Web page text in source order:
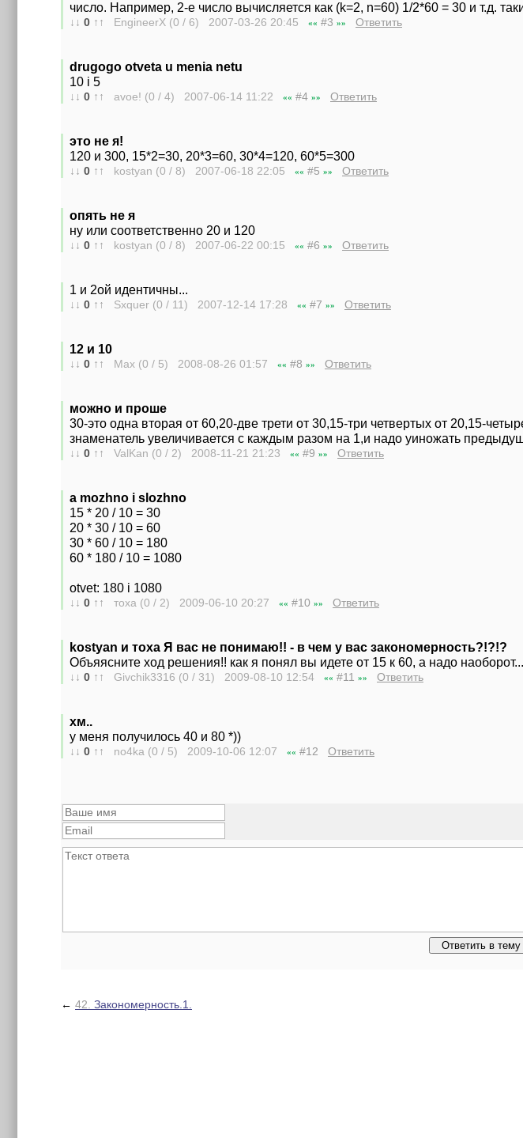
число. Например, 2-е число вычисляется как (k=2, n=60) 1/2*60 = 30 и т.д.
↓↓ 0 ↑↑ EngineerX (0 / 6) 2007-03-26 20:45 «« #3 »» Ответить
drugogo otveta u menia netu
10 i 5
↓↓ 0 ↑↑ avoe! (0 / 4) 2007-06-14 11:22 «« #4 »» Ответить
это не я!
120 и 300, 15*2=30, 20*3=60, 30*4=120, 60*5=300
↓↓ 0 ↑↑ kostyan (0 / 8) 2007-06-18 22:05 «« #5 »» Ответить
опять не я
ну или соответственно 20 и 120
↓↓ 0 ↑↑ kostyan (0 / 8) 2007-06-22 00:15 «« #6 »» Ответить
1 и 2ой идентичны...
↓↓ 0 ↑↑ Sxquer (0 / 11) 2007-12-14 17:28 «« #7 »» Ответить
12 и 10
↓↓ 0 ↑↑ Max (0 / 5) 2008-08-26 01:57 «« #8 »» Ответить
можно и проше
30-это одна вторая от 60,20-две трети от 30,15-три четвертых от 20,15-
знаменатель увеличивается с каждым разом на 1,и надо уиножать
↓↓ 0 ↑↑ ValKan (0 / 2) 2008-11-21 21:23 «« #9 »» Ответить
a mozhno i slozhno
15 * 20 / 10 = 30
20 * 30 / 10 = 60
30 * 60 / 10 = 180
60 * 180 / 10 = 1080
otvet: 180 i 1080
↓↓ 0 ↑↑ тоха (0 / 2) 2009-06-10 20:27 «« #10 »» Ответить
kostyan и тоха Я вас не понимаю!! - в чем у вас закономерность?!?!?
Объяясните ход решения!! как я понял вы идете от 15 к 60, а надо
↓↓ 0 ↑↑ Givchik3316 (0 / 31) 2009-08-10 12:54 «« #11 »» Ответить
хм..
у меня получилось 40 и 80 *))
↓↓ 0 ↑↑ no4ka (0 / 5) 2009-10-06 12:07 «« #12 Ответить
← 42. Закономерность.1.